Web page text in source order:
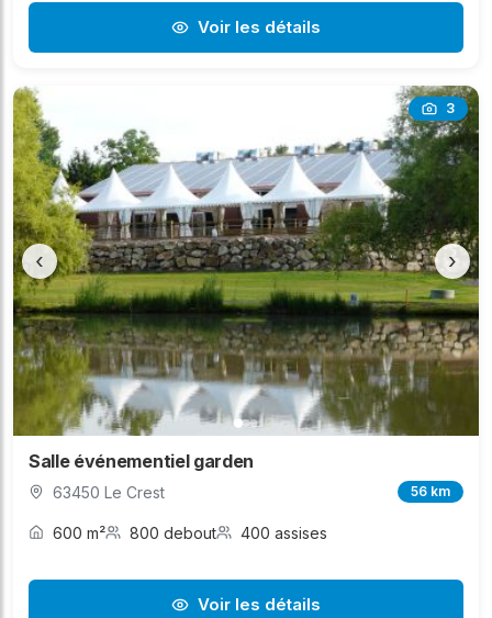
Voir les détails
3
‹ ›
Salle événementiel garden
63450 Le Crest 56 km
600 m² 800 debout 400 assises
Voir les détails